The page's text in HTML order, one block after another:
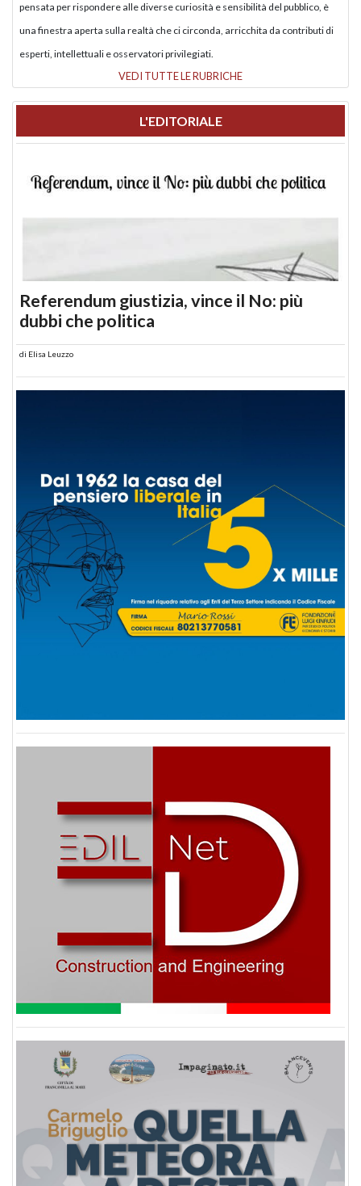
pensata per rispondere alle diverse curiosità e sensibilità del pubblico, è
una finestra aperta sulla realtà che ci circonda, arricchita da contributi di
esperti, intellettuali e osservatori privilegiati.
VEDI TUTTE LE RUBRICHE
L'EDITORIALE
Referendum giustizia, vince il No: più
dubbi che politica
di Elisa Leuzzo